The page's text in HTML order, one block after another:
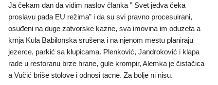
Ja čekam dan da vidim naslov članka ” Svet jedva čeka
proslavu pada EU režima” i da su svi pravno procesuirani,
osuđeni na duge zatvorske kazne, sva imovina im oduzeta a
krnja Kula Babilonska srušena i na njenom mestu planiraju
jezerce, parkić sa klupicama. Plenković, Jandroković i klapa
rade u restoranu brze hrane, gule krompir, Alemka je čistačica
a Vučić briše stolove i odnosi tacne. Za bolje ni nisu.